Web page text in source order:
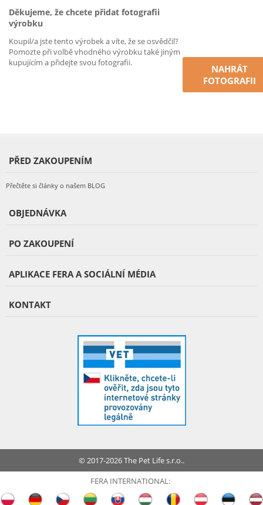
Děkujeme, že chcete přidat fotografii
výrobku
Koupil/a jste tento výrobek a víte, že se osvědčil?
Pomozte při volbě vhodného výrobku také jiným
kupujícím a přidejte svou fotografii.
NAHRÁT
FOTOGRAFII
PŘED ZAKOUPENÍM
Přečtěte si články o našem BLOG
OBJEDNÁVKA
PO ZAKOUPENÍ
APLIKACE FERA A SOCIÁLNÍ MÉDIA
KONTAKT
© 2017-2026 The Pet Life s.r.o..
FERA INTERNATIONAL: